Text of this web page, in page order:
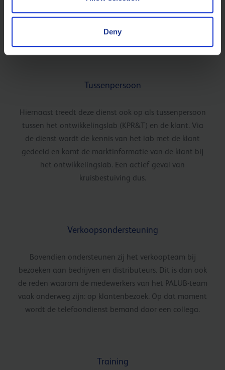
Deny
Ze verlenen ook vaak uitgebreid advies over de
olieanalyses (QRAS en LIMS) die zijn uitgevoerd.
Tussenpersoon
Hiernaast treedt deze dienst ook op als tussenpersoon
tussen het ontwikkelingslab (KPR&T) en de klant. Via
de dienst wordt de kennis van het lab met de klant
gedeeld en komt de marktinformatie van de klant bij
het ontwikkelingslab. Een actief geval van
kruisbestuiving dus.
Verkoopsondersteuning
Bovendien ondersteunen zij het verkoopteam bij
bezoeken aan bedrijven en distributeurs. Dit is dan ook
de reden waarom de medewerkers van het PALUB-team
vaak onderweg zijn: op klantenbezoek. Op dat moment
wordt de telefoondienst bemand door een collega.
Training